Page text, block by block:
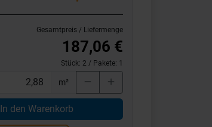
Gesamtpreis / Liefermenge
187,06 €
Stück: 2 / Pakete: 1
m²
In den Warenkorb